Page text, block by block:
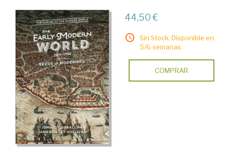
44,50 €
Sin Stock. Disponible en
5/6 semanas.
COMPRAR